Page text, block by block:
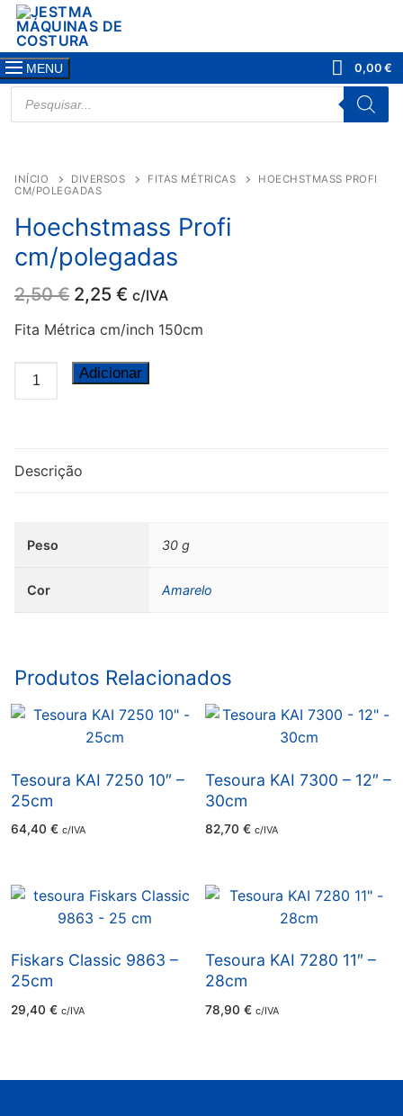
Saltar
para
conteúdo
MENU 0,00€
PRODUCTS
SEARCH
INÍCIO DIVERSOS FITAS MÉTRICAS
HOECHSTMASS PROFI
CM/POLEGADAS
Hoechstmass Profi
cm/polegadas
2,50€ O
preço
original
2,50 €.
2,25 € O
atual
2,25 €.
c/IVA
Fita Métrica cm/inch 150cm
Quantidade
de
cm/polegadas
Adicionar
Descrição
Peso 30 g
Cor Amarelo
Produtos Relacionados
Tesoura KAI 7250 10″ –
25cm
64,40 € c/IVA
Tesoura KAI 7300 – 12″ –
30cm
82,70 € c/IVA
Fiskars Classic 9863 –
25cm
29,40 € c/IVA
Tesoura KAI 7280 11″ –
28cm
78,90 € c/IVA